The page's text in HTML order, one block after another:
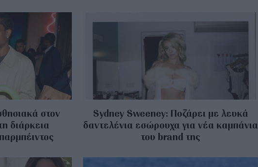
στον
διάρκεια
Sydney Sweeney: Ποζάρει με λευκά
δαντελένια εσώρουχα για νέα καμπάνια
του brand της